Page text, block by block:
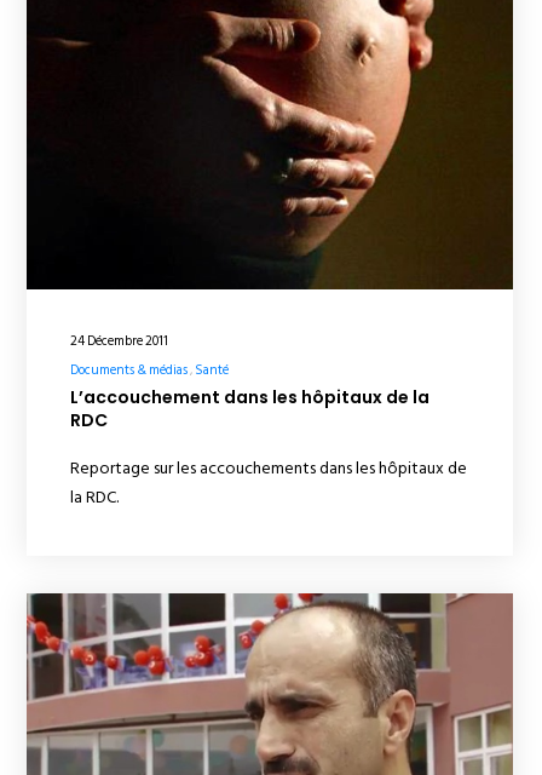
24 Décembre 2011
Documents & médias Santé
L’accouchement dans les hôpitaux de la
RDC
Reportage sur les accouchements dans les hôpitaux de
la RDC.